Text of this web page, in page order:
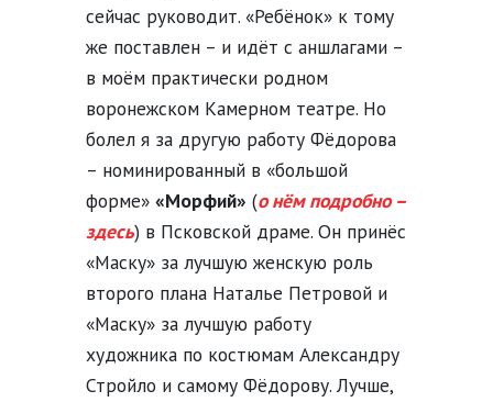
сейчас руководит. «Ребёнок» к тому
же поставлен – и идёт с аншлагами –
в моём практически родном
воронежском Камерном театре. Но
болел я за другую работу Фёдорова
– номинированный в «большой
форме» «Морфий» (о нём подробно –
здесь) в Псковской драме. Он принёс
«Маску» за лучшую женскую роль
второго плана Наталье Петровой и
«Маску» за лучшую работу
художника по костюмам Александру
Стройло и самому Фёдорову. Лучше,